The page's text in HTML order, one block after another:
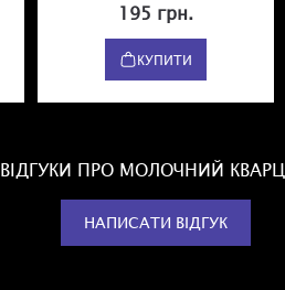
195 грн.
КУПИТИ
ВІДГУКИ ПРО МОЛОЧНИЙ КВАРЦ
НАПИСАТИ ВІДГУК